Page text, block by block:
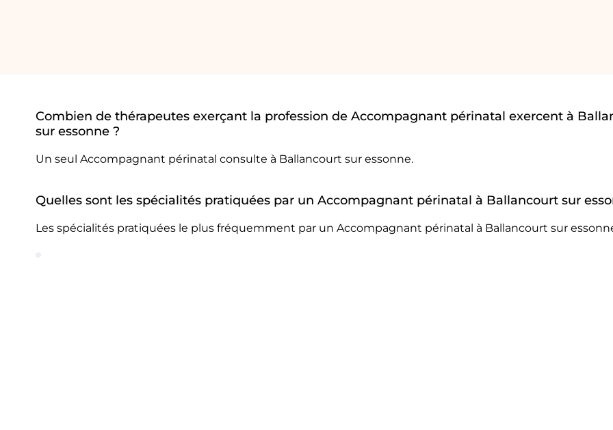
Combien de thérapeutes exerçant la profession de Accompagnant périnatal exercent à
sur essonne ?
Un seul Accompagnant périnatal consulte à Ballancourt sur essonne.
Quelles sont les spécialités pratiquées par un Accompagnant périnatal à Ballancourt sur
Les spécialités pratiquées le plus fréquemment par un Accompagnant périnatal à Ballancourt sur